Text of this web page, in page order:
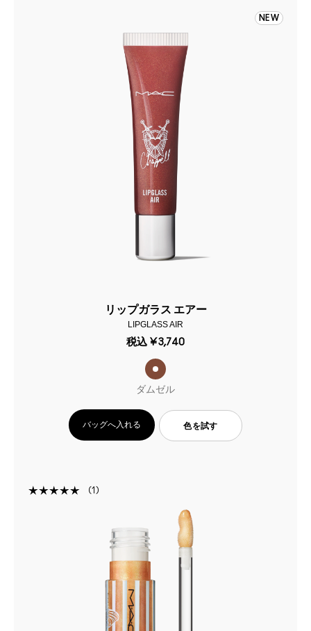
NEW
リップガラス エアー
LIPGLASS AIR
税込 ¥3,740
ダムゼル
バッグへ入れる 色を試す
1